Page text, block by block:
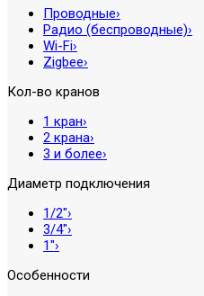
Проводные›
Радио (беспроводные)›
Wi-Fi›
Zigbee›
Кол-во кранов
1 кран›
2 крана›
3 и более›
Диаметр подключения
1/2″›
3/4″›
1″›
Особенности